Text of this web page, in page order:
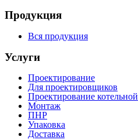
Продукция
Вся продукция
Услуги
Проектирование
Для проектировщиков
Проектирование котельной
Монтаж
ПНР
Упаковка
Доставка